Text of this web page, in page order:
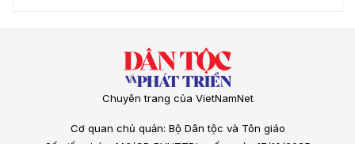
Chuyên trang của VietNamNet
Cơ quan chủ quản: Bộ Dân tộc và Tôn giáo